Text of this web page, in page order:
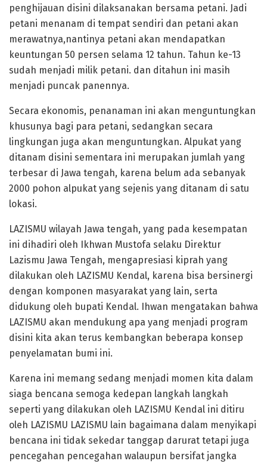
penghijauan disini dilaksanakan bersama petani. Jadi
petani menanam di tempat sendiri dan petani akan
merawatnya,nantinya petani akan mendapatkan
keuntungan 50 persen selama 12 tahun. Tahun ke-13
sudah menjadi milik petani. dan ditahun ini masih
menjadi puncak panennya.
Secara ekonomis, penanaman ini akan menguntungkan
khusunya bagi para petani, sedangkan secara
lingkungan juga akan menguntungkan. Alpukat yang
ditanam disini sementara ini merupakan jumlah yang
terbesar di Jawa tengah, karena belum ada sebanyak
2000 pohon alpukat yang sejenis yang ditanam di satu
lokasi.
LAZISMU wilayah Jawa tengah, yang pada kesempatan
ini dihadiri oleh Ikhwan Mustofa selaku Direktur
Lazismu Jawa Tengah, mengapresiasi kiprah yang
dilakukan oleh LAZISMU Kendal, karena bisa bersinergi
dengan komponen masyarakat yang lain, serta
didukung oleh bupati Kendal. Ihwan mengatakan bahwa
LAZISMU akan mendukung apa yang menjadi program
disini kita akan terus kembangkan beberapa konsep
penyelamatan bumi ini.
Karena ini memang sedang menjadi momen kita dalam
siaga bencana semoga kedepan langkah langkah
seperti yang dilakukan oleh LAZISMU Kendal ini ditiru
oleh LAZISMU LAZISMU lain bagaimana dalam menyikapi
bencana ini tidak sekedar tanggap darurat tetapi juga
pencegahan pencegahan walaupun bersifat jangka